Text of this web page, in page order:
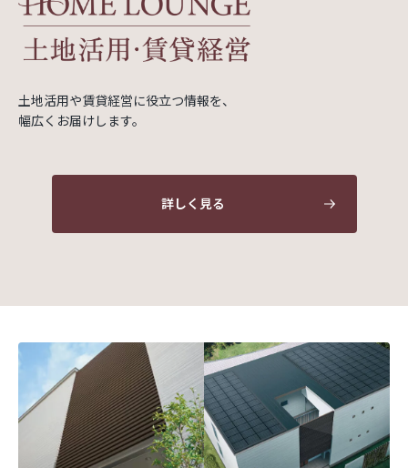
土地活用や賃貸経営に役立つ情報を、
幅広くお届けします。
詳しく見る